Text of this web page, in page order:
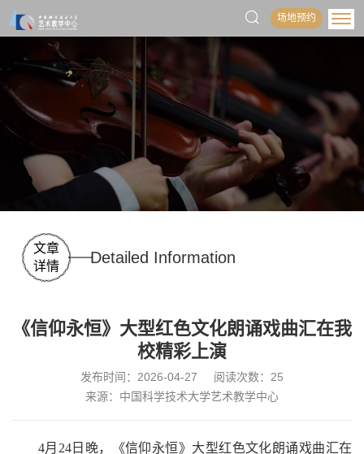
场地预约
文章
详情
Detailed Information
《信仰永恒》大型红色文化朗诵戏曲汇在我
校精彩上演
发布时间：2026-04-27 阅读次数： 25
来源：中国科学技术大学艺术教学中心
4月24日晚，《信仰永恒》大型红色文化朗诵戏曲汇在